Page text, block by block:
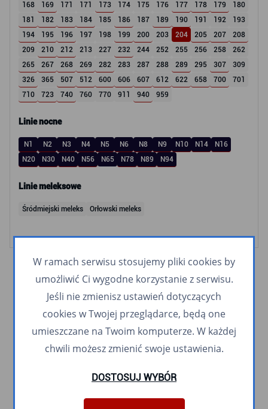
168
169 171 171 173 174 175 176 177 178 179
180
181
182 183 184 185 186 187 189 190 191 192
193
194
195 196 197 198 199 200 203 204 205 207
208
209
210 212 213 227 232 244 252 255 256 258
262
265
267 268 269 282 283 287 288 289 295 307
309
326
365 507 512 600 606 607 612 622 658 700
701
710
723 740 760 770 911 940 959
Linie nocne
N1 N2 N3 N4 N5 N6 N8 N9 N10 N14
N16
N20
N30 N40 N56 N65 N78 N89 N94
Linie meleksowe
Śródmiejski meleks Orłowski meleks
W ramach serwisu stosujemy pliki cookies by
umożliwić Ci wygodne korzystanie z serwisu.
Jeśli nie zmienisz ustawień dotyczących
cookies w Twojej przeglądarce, będą one
umieszczane na Twoim komputerze. W każdej
chwili możesz zmienić swoje ustawienia.
DOSTOSUJ WYBÓR